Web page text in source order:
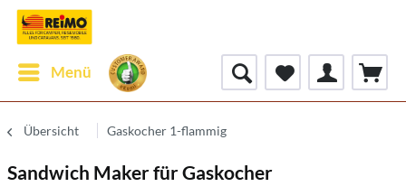
Menü
Übersicht Gaskocher 1-flammig
Sandwich Maker für Gaskocher